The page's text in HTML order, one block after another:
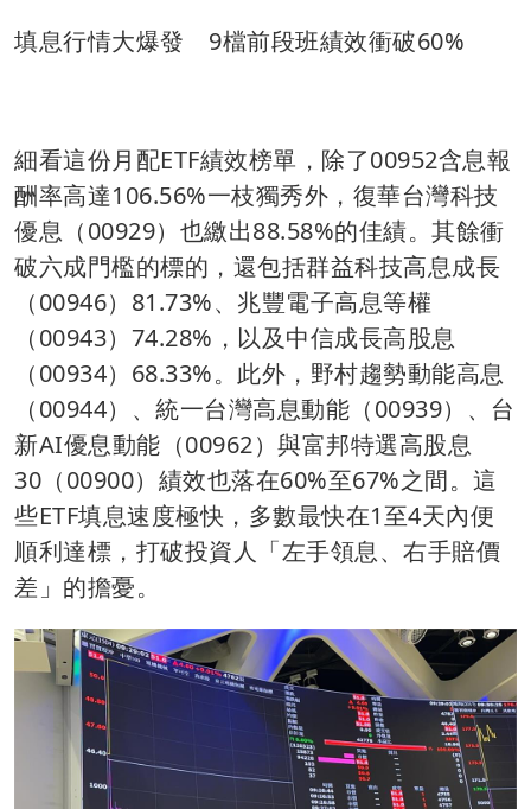
填息行情大爆發 9檔前段班績效衝破60%
細看這份月配ETF績效榜單，除了00952含息報
酬率高達106.56%一枝獨秀外，復華台灣科技
優息（00929）也繳出88.58%的佳績。其餘衝
破六成門檻的標的，還包括群益科技高息成長
（00946）81.73%、兆豐電子高息等權
（00943）74.28%，以及中信成長高股息
（00934）68.33%。此外，野村趨勢動能高息
（00944）、統一台灣高息動能（00939）、台
新AI優息動能（00962）與富邦特選高股息
30（00900）績效也落在60%至67%之間。這
些ETF填息速度極快，多數最快在1至4天內便
順利達標，打破投資人「左手領息、右手賠價
差」的擔憂。